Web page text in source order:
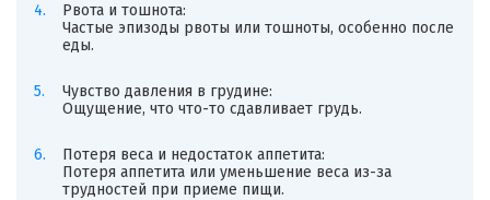
Рвота и тошнота:
Частые эпизоды рвоты или тошноты, особенно после
еды.
Чувство давления в грудине:
Ощущение, что что-то сдавливает грудь.
Потеря веса и недостаток аппетита:
Потеря аппетита или уменьшение веса из-за
трудностей при приеме пищи.